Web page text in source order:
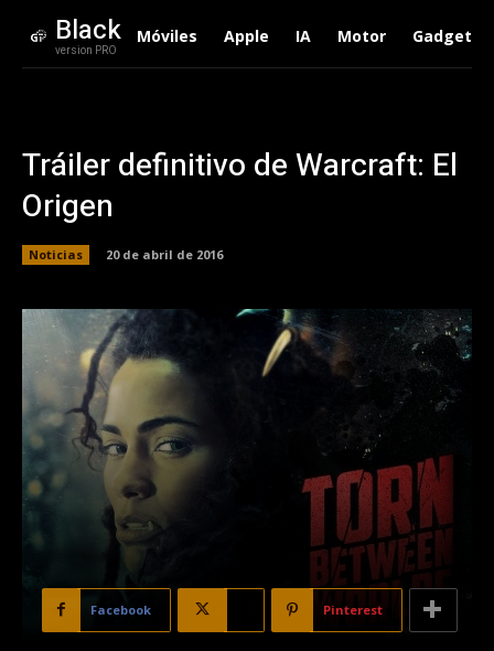
Black
version PRO
Móviles Apple IA Motor Gadgets
Tráiler definitivo de Warcraft: El
Origen
Noticias 20 de abril de 2016
Facebook Pinterest